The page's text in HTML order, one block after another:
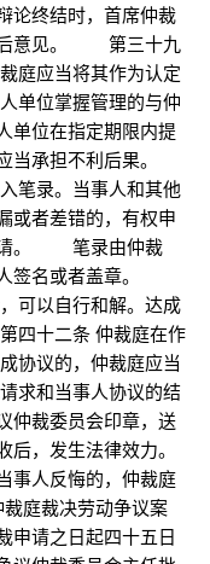
论终结时，首席仲裁
后意见。 第三十九
庭应当将其作为认定
位掌握管理的与仲
单位在指定期限内提
承担不利后果。
笔录。当事人和其他
或者差错的，有权申
请。 笔录由仲裁
人签名或者盖章。
可以自行和解。达成
十二条 仲裁庭在作
议的，仲裁庭应当
和当事人协议的结
仲裁委员会印章，送
，发生法律效力。
人反悔的，仲裁庭
庭裁决劳动争议案
申请之日起四十五日